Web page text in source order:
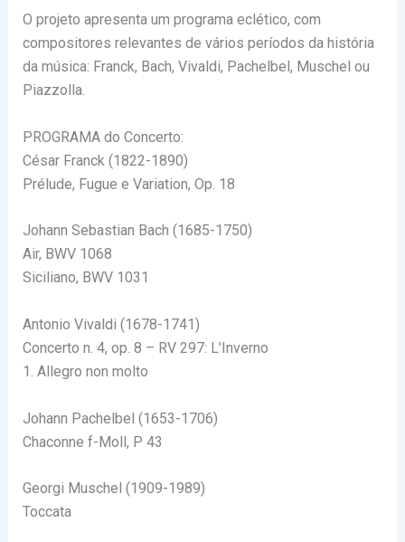
O projeto apresenta um programa eclético, com
compositores relevantes de vários períodos da história
da música: Franck, Bach, Vivaldi, Pachelbel, Muschel ou
Piazzolla.
PROGRAMA do Concerto:
César Franck (1822-1890)
Prélude, Fugue e Variation, Op. 18
Johann Sebastian Bach (1685-1750)
Air, BWV 1068
Siciliano, BWV 1031
Antonio Vivaldi (1678-1741)
Concerto n. 4, op. 8 – RV 297: L’Inverno
1. Allegro non molto
Johann Pachelbel (1653-1706)
Chaconne f-Moll, P 43
Georgi Muschel (1909-1989)
Toccata